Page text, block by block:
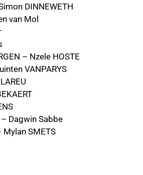
DINNEWETH
van Mol
– Nzele HOSTE
VANPARYS
Dagwin Sabbe
Mylan SMETS